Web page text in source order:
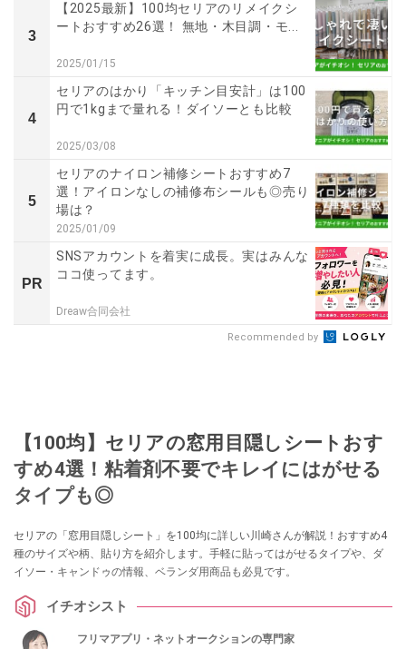
3
【2025最新】100均セリアのリメイクシ
ートおすすめ26選！ 無地・木目調・モ...
2025/01/15
4
セリアのはかり「キッチン目安計」は100
円で1kgまで量れる！ダイソーとも比較
2025/03/08
5
セリアのナイロン補修シートおすすめ7
選！アイロンなしの補修布シールも◎売り
場は？
2025/01/09
PR
SNSアカウントを着実に成長。実はみんな
ココ使ってます。
Dreaw合同会社
Recommended by
【100均】セリアの窓用目隠しシートおす
すめ4選！粘着剤不要でキレイにはがせる
タイプも◎
セリアの「窓用目隠しシート」を100均に詳しい川崎さんが解説！おすすめ4
種のサイズや柄、貼り方を紹介します。手軽に貼ってはがせるタイプや、ダ
イソー・キャンドゥの情報、ベランダ用商品も必見です。
イチオシスト
フリマアプリ・ネットオークションの専門家